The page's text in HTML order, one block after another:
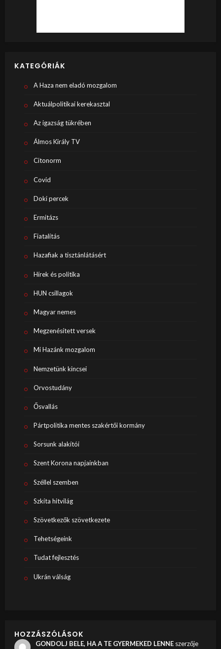
KATEGÓRIÁK
A Haza nem eladó mozgalom
Aktuálpolitikai kerekasztal
Az igazság tükrében
Álmos Király TV
Citonorm
Covid
Doki percek
Ermitázs
Fiatalítás
Hazafiak a tisztánlátásért
Hírek és politika
HUN csillagok
Magyar nemes
Megzenésített versek
Mi Hazánk mozgalom
Nemzetünk kincsei
Orvostudány
Ősvallás
Pártpolitika mentes szakértői kormány
Sorsunk alakítói
Szent Korona napjainkban
Széllel szemben
Szkíta hitvilág
Szövetkezők szövetkezete
Tehetségeink
Tudat fejlesztés
Ukrán válság
HOZZÁSZÓLÁSOK
GONDOLJ BELE, HA A TE GYERMEKED LENNEszerzője